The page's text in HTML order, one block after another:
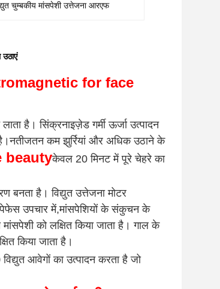
चुम्बकीय मांसपेशी उत्तेजना आरएफ
for face
है। सिंक्रनाइज़ेड गर्मी ऊर्जा उत्पादन
कम झुर्रियां और अधिक उठाने के
beautyकेवल 20 मिनट में पूरे चेहरे का
बनता है। विद्युत उत्तेजना मोटर
पेफेस उपचार में,मांसपेशियों के संकुचन के
को लक्षित किया जाता है। गाल के
किया जाता है।
आवेगों का उत्पादन करता है जो